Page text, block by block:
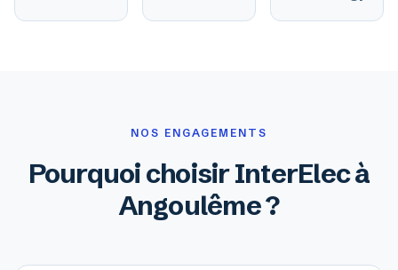
NOS ENGAGEMENTS
Pourquoi choisir InterElec à
Angoulême ?